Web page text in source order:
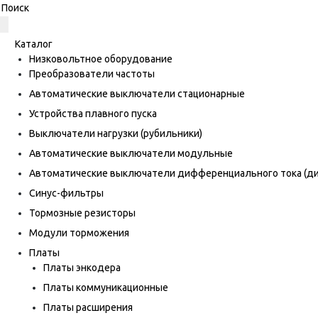
Каталог
Низковольтное оборудование
Преобразователи частоты
Автоматические выключатели стационарные
Устройства плавного пуска
Выключатели нагрузки (рубильники)
Автоматические выключатели модульные
Автоматические выключатели дифференциального тока
Синус-фильтры
Тормозные резисторы
Модули торможения
Платы
Платы энкодера
Платы коммуникационные
Платы расширения